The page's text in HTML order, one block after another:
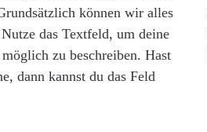
können wir alles
das Textfeld, um deine
zu beschreiben. Hast
dann kannst du das Feld